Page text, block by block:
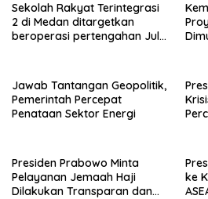
Sekolah Rakyat Terintegrasi
2 di Medan ditargetkan
beroperasi pertengahan Juli
Jawab Tantangan Geopolitik,
Pemerintah Percepat
Penataan Sektor Energi
Presiden Prabowo Minta
Pelayanan Jemaah Haji
Dilakukan Transparan dan
ke